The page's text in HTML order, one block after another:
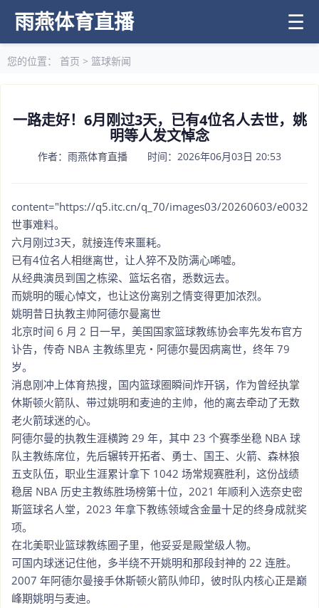
雨燕体育直播 ☰
您的位置： 首页 > 篮球新闻
一路走好！6月刚过3天，已有4位名人去世，姚
明等人发文悼念
作者：雨燕体育直播 时间：2026年06月03日 20:53
content="https://q5.itc.cn/q_70/images03/20260603/
世事难料。
六月刚过3天，就接连传来噩耗。
已有4位名人相继离世，让人猝不及防满心唏嘘。
从经典演员到国之栋梁、篮坛名宿，悉数远去。
而姚明的暖心悼文，也让这份离别之情变得更加浓烈。
姚明昔日执教主帅阿德尔曼离世
北京时间 6 月 2 日一早，美国国家篮球教练协会率先发布官方
讣告，传奇 NBA 主教练里克・阿德尔曼因病离世，终年 79
岁。
消息刚冲上体育热搜，国内篮球圈瞬间炸开锅，作为曾经执掌
休斯顿火箭队、带过姚明和麦迪的主帅，他的离去牵动了无数
老火箭球迷的心。
阿德尔曼的执教生涯横跨 29 年，其中 23 个赛季坐稳 NBA 球
队主教练席位，先后辗转开拓者、勇士、国王、火箭、森林狼
五支队伍，职业生涯累计拿下 1042 场常规赛胜利，这份战绩
稳居 NBA 历史主教练胜场榜第十位，2021 年顺利入选奈史密
斯篮球名人堂，2023 年拿下教练领域含金量十足的终身成就奖
项。
在北美职业篮球教练圈子里，他妥妥是殿堂级人物。
可国内球迷记住他，多半绕不开姚明和那段封神的 22 连胜。
2007 年阿德尔曼接手休斯顿火箭队帅印，彼时队内核心正是巅
峰期姚明与麦迪。